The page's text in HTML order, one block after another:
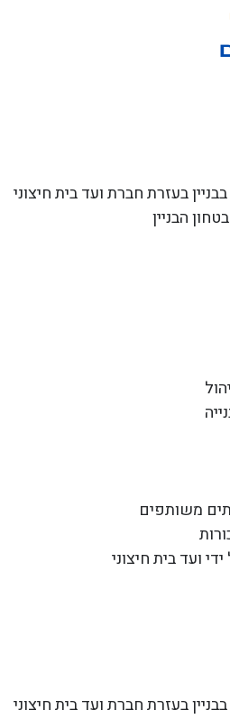
בעזרת חברת ועד בית חיצוני
הבניין
משותפים
ועד בית חיצוני
בעזרת חברת ועד בית חיצוני